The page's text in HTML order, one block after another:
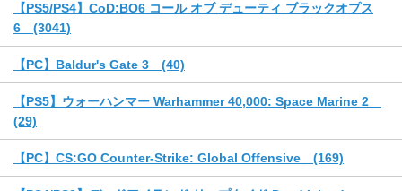
【PS5/PS4】CoD:BO6 コール オブ デューティ ブラックオプス
6 (3041)
【PC】Baldur's Gate 3 (40)
【PS5】ウォーハンマー Warhammer 40,000: Space Marine 2
(29)
【PC】CS:GO Counter-Strike: Global Offensive (169)